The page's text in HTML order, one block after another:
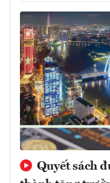
Quyết sách